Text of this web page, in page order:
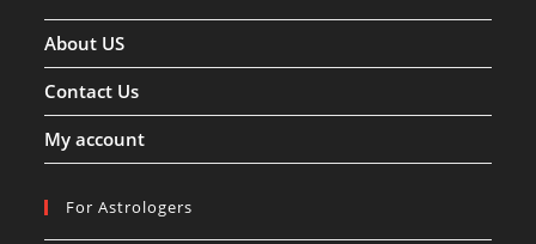
About US
Contact Us
My account
For Astrologers